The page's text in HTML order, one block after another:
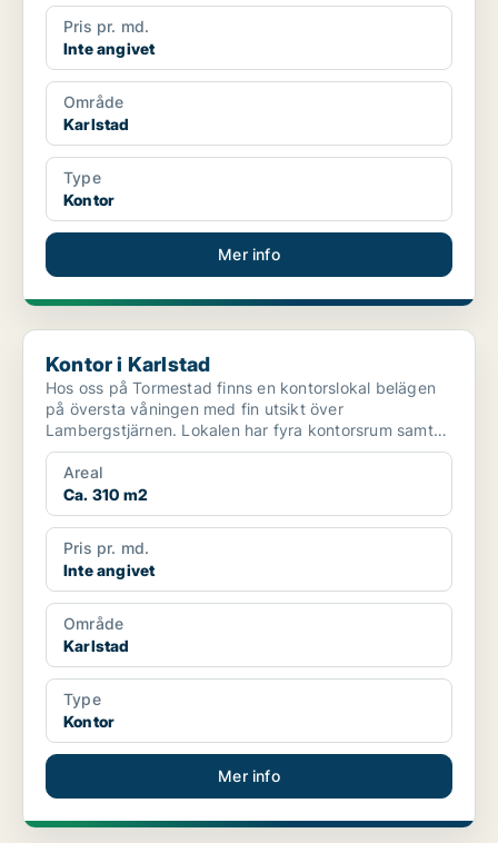
Pris pr. md.
Inte angivet
Område
Karlstad
Type
Kontor
Mer info
Kontor i Karlstad
Kontor i Karlstad
Hos oss på Tormestad finns en kontorslokal belägen
på översta våningen med fin utsikt över
Lambergstjärnen. Lokalen har fyra kontorsrum samt
en större geme...
Areal
Ca. 310 m2
Pris pr. md.
Inte angivet
Område
Karlstad
Type
Kontor
Mer info